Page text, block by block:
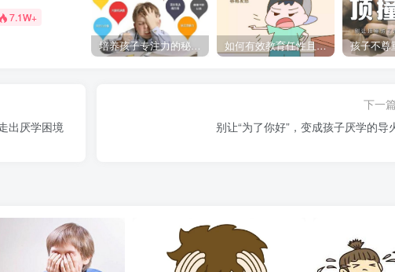
7.1W+
培养孩子专注力的秘密：让他们在学习和生活中如鱼得水的技巧 如何有效教育任性且脾气暴躁的孩子，父母必看的实用指南
出厌学困境
下一
别让“为了你好”，变成孩子厌学的导